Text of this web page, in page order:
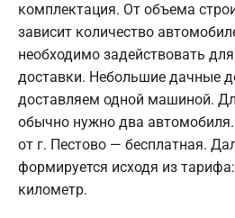
комплектация. От объема
зависит количество
необходимо задействовать
доставки. Небольшие дачные
доставляем одной машиной.
обычно нужно два
от г. Пестово — бесплатная.
формируется исходя из
километр.